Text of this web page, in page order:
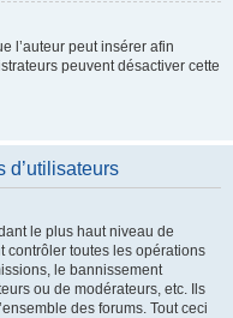
l’auteur peut insérer afin
peuvent désactiver cette
d’utilisateurs
le plus haut niveau de
contrôler toutes les opérations
le bannissement
ou de modérateurs, etc. Ils
des forums. Tout ceci